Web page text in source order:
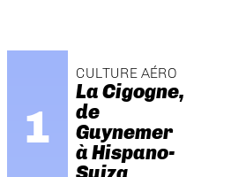
CULTURE AÉRO
La Cigogne,
de
Guynemer
à Hispano-